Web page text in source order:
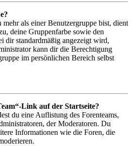
als einer Benutzergruppe bist, dient
deine Gruppenfarbe sowie den
dir standardmäßig angezeigt wird,
kann dir die Berechtigung
im persönlichen Bereich selbst
Link auf der Startseite?
du eine Auflistung des Forenteams,
der Moderatoren. Du
Informationen wie die Foren, die